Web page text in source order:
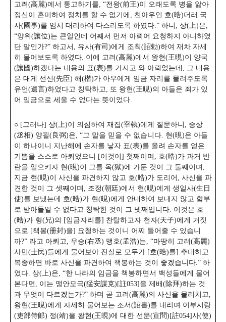
고려(高麗)에서 통고하기를, “전왕(前王)이 오래도록 병을 앓아
정신이 혼미하여 정치를 할 수 없기에, 친아우인 호(晧)더러 국
사(國事)를 임시 대리하여 다스리도록 하였다.” 하니, 상(上)은,
“양위(讓位)는 큰일인데 어째서 먼저 아뢰어 요청하지 아니하였
단 말인가?” 하고서, 유사(有司)에게 조칙(詔勅)하여 재차 자세
히 물어보도록 하였다. 이에 고려(高麗)에서 왕현(王晛)이 양국
(讓國)하겠다는 내용의 표(表)를 가지고 와 아뢰었는데, 그 내용
은 대게 선신(先臣) 해(楷)가 아우에게 임금 자리를 물려주도록
유언(遺言)하였다고 칭탁하고, 또 왕현(王晛)의 아들은 죄가 있
어 임금으로 세울 수 없다는 뜻이었다.
○ [그러나] 상(上)이 의심하여 재집(宰執)에게 질문하니, 승상
(丞相) 양필(良弼)은, “그 말을 믿을 수 없습니다. 현(晛)은 아들
이 하나이니 지난해에 손자를 낳자 표(表)를 올려 손자를 얻은
기쁨을 스스로 아뢰었으니 [이것이] 첫째이며, 호(晧)가 과거 반
란을 일으키자 현(晛)이 그를 옥(獄)에 가둔 것이 그 둘째이며,
지금 현(晛)이 사신을 파견하지 않고 호(晧)가 도리어, 사신을 파
견한 것이 그 셋째이며, 조정(朝廷)에서 현(晛)에게 생일사(生日
使)를 보냈는데 호(晧)가 현(晛)에게 안내하여 보내지 않고 함부
로 받아들일 수 없다고 칭탁한 것이 그 넷째입니다. 이것은 호
(晧)가 형(兄)의 [임금자리를] 찬탈하고자 천자(天子)에게 거짓
으로 [책봉(册封)을] 요청하는 것이니 어찌 들어줄 수 있습니
까?” 라고 아뢰고, 우승(右丞) 맹호(孟浩)는, “마땅히 고려(高麗)
사민(士民)들에게 물어보아 진실로 모두가 [호(晧)를] 추대하고
복종하면 바로 사신을 파견하여 책봉하는 것이 좋겠습니다.” 하
였다. 상(上)은, “한 나라의 임금을 책봉하면서 백성들에게 물어
본다면, 이는 맹안모극(猛安謀克)[註053]을 제배(除拜)하는 것
과 무엇이 다르겠는가?” 하며 곧 고려(高麗)의 사신을 물리치고,
왕현(王晛)에게 자세히 물어보는 조서(詔書)를 내리며 이부시랑
(吏部侍郞) 정(靖)을 왕현(王晛)에 대한 선문(宣問)[註054]사(使)